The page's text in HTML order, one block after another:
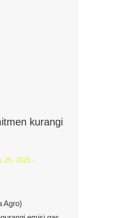
kurangi
25, 2025
Agro)